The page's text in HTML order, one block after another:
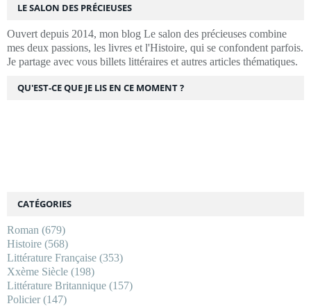
LE SALON DES PRÉCIEUSES
Ouvert depuis 2014, mon blog Le salon des précieuses combine
mes deux passions, les livres et l'Histoire, qui se confondent parfois.
Je partage avec vous billets littéraires et autres articles thématiques.
CATÉGORIES
Roman (679)
Histoire (568)
Littérature Française (353)
Xxème Siècle (198)
Littérature Britannique (157)
Policier(147)
QU'EST-CE QUE JE LIS EN CE MOMENT ?